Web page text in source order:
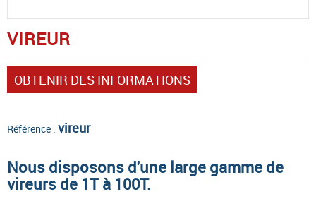
VIREUR
OBTENIR DES INFORMATIONS
Référence : vireur
Nous disposons d'une large gamme de
vireurs de 1T à 100T.